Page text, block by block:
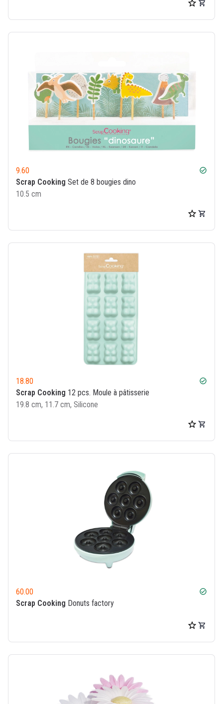
9.60 check_circle
Scrap Cooking Set de 8 bougies dino
10.5 cm
18.80 check_circle
Scrap Cooking 12 pcs. Moule à pâtisserie
19.8 cm, 11.7 cm, Silicone
60.00 check_circle
Scrap Cooking Donuts factory